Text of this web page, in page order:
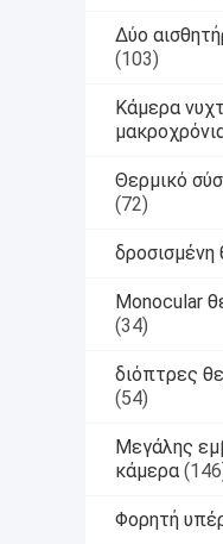
Δύο
(103)
Κάμερα
Θερμικό
(72)
δροσισμένη
Monocular
(34)
διόπτρες
(54)
Μεγάλης
κάμερα
Φορητή